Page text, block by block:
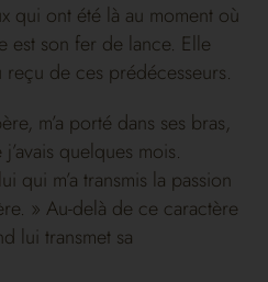
ont été là au moment où
est son fer de lance. Elle
de ces prédécesseurs.
m’a porté dans ses bras,
quelques mois.
qui m’a transmis la passion
» Au-delà de ce caractère
lui transmet sa